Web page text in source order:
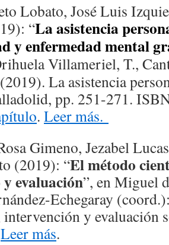
Lobato, José Luis
“La asistencia
y enfermedad mental
Villameriel, T.,
La asistencia
pp. 251-271.
. Leer más.
Gimeno, Jezabel
(2019): “El método
evaluación”, en Miguel
Echegaray
y evaluación
Leer más.